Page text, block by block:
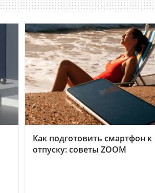
Как подготовить смартфон к
отпуску: советы ZOOM